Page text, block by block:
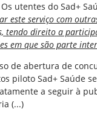
do Sad+
este serviço com
tendo direito a
em que são parte
de abertura de
piloto Sad+ Saúde
a seguir à
(...)